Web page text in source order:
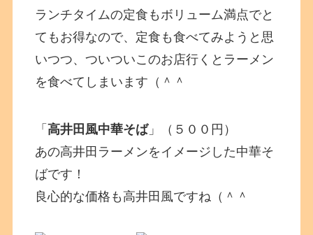
ランチタイムの定食もボリューム満点でと
てもお得なので、定食も食べてみようと思
いつつ、ついついこのお店行くとラーメン
を食べてしまいます（＾＾
「高井田風中華そば」（５００円）
あの高井田ラーメンをイメージした中華そ
ばです！
良心的な価格も高井田風ですね（＾＾